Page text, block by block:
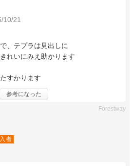
10/21
、テプラは見出しに
れいにみえ助かります
すかります
参考になった
Forestway
者